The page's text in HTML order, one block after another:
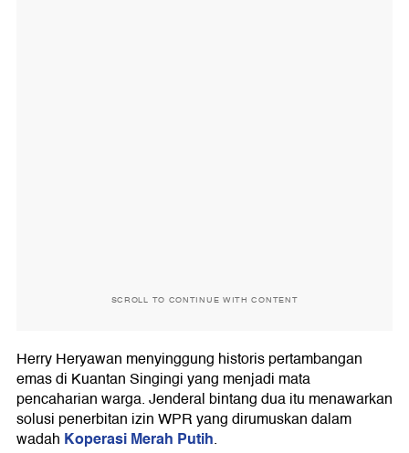
SCROLL TO CONTINUE WITH CONTENT
Herry Heryawan menyinggung historis pertambangan
emas di Kuantan Singingi yang menjadi mata
pencaharian warga. Jenderal bintang dua itu menawarkan
solusi penerbitan izin WPR yang dirumuskan dalam
wadah Koperasi Merah Putih.